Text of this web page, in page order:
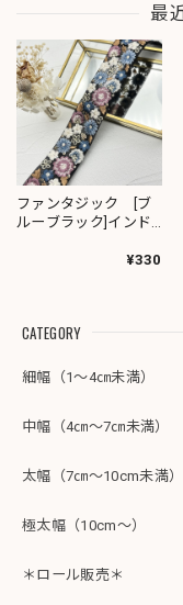
最
ファンタジック [ブ
ルーブラック]インド
¥330
CATEGORY
細幅（1～4㎝未満）
中幅（4㎝～7㎝未満）
太幅（7㎝～10cm未満）
極太幅（10cm～）
＊ロール販売＊